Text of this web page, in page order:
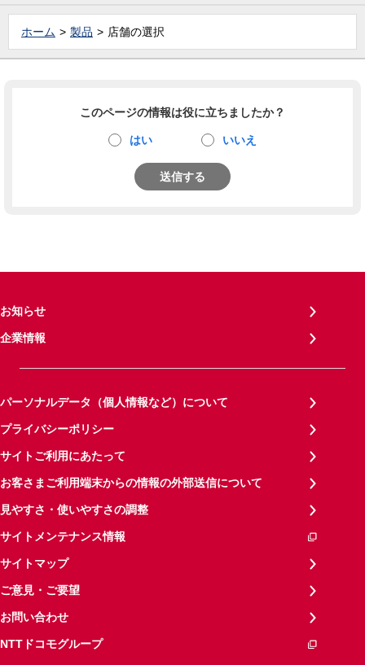
ホーム 製品 店舗の選択
このページの情報は役に立ちましたか？
はい いいえ
送信する
お知らせ
企業情報
パーソナルデータ（個人情報など）について
プライバシーポリシー
サイトご利用にあたって
お客さまご利用端末からの情報の外部送信について
見やすさ・使いやすさの調整
サイトメンテナンス情報
サイトマップ
ご意見・ご要望
お問い合わせ
NTTドコモグループ